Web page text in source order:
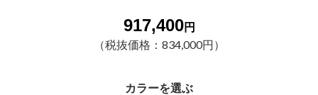
917,400円
（税抜価格：834,000円）
カラーを選ぶ